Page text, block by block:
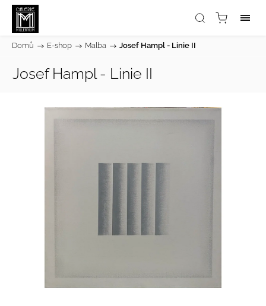
Domů / E-shop / Malba / Josef Hampl - Linie II
Josef Hampl - Linie II